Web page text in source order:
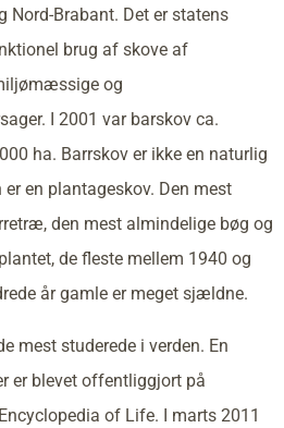
Nord-Brabant. Det er statens
brug af skove af
og
I 2001 var barskov ca.
ha. Barrskov er ikke en naturlig
en plantageskov. Den mest
den mest almindelige bøg og
de fleste mellem 1940 og
år gamle er meget sjældne.
mest studerede i verden. En
er blevet offentliggjort på
of Life. I marts 2011